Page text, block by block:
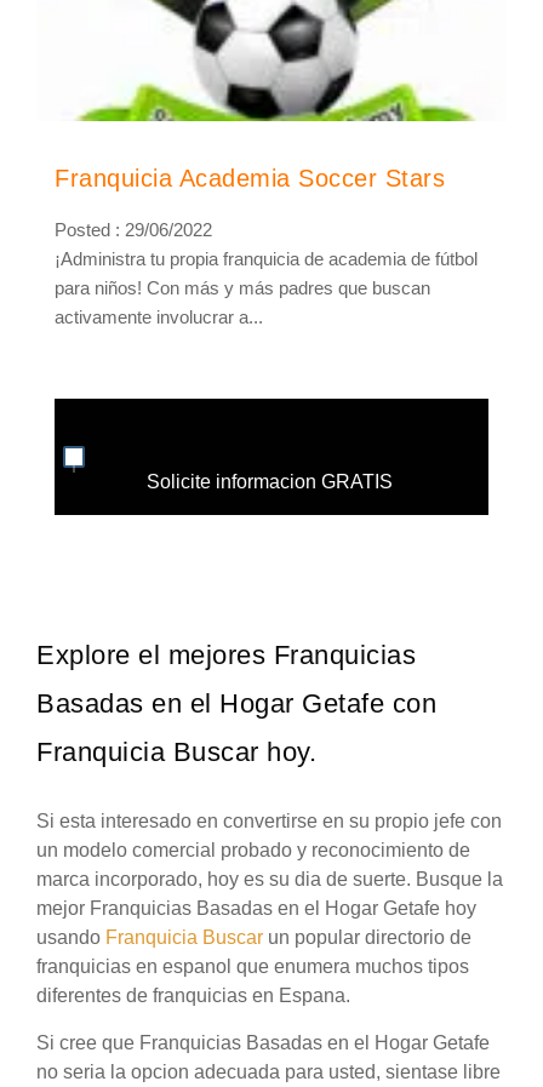
Franquicia Academia Soccer Stars
Posted : 29/06/2022
¡Administra tu propia franquicia de academia de fútbol
para niños! Con más y más padres que buscan
activamente involucrar a...
Solicite informacion GRATIS
Explore el mejores Franquicias
Basadas en el Hogar Getafe con
Franquicia Buscar hoy.
Si esta interesado en convertirse en su propio jefe con
un modelo comercial probado y reconocimiento de
marca incorporado, hoy es su dia de suerte. Busque la
mejor Franquicias Basadas en el Hogar Getafe hoy
usando Franquicia Buscar un popular directorio de
franquicias en espanol que enumera muchos tipos
diferentes de franquicias en Espana.
Si cree que Franquicias Basadas en el Hogar Getafe
no seria la opcion adecuada para usted, sientase libre